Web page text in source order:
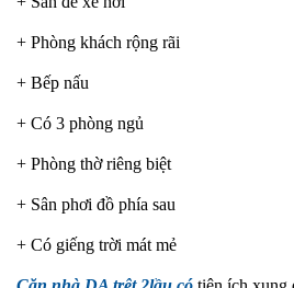
+ Phòng khách rộng rãi
+ Bếp nấu
+ Có 3 phòng ngủ
+ Phòng thờ riêng biệt
+ Sân phơi đồ phía sau
+ Có giếng trời mát mẻ